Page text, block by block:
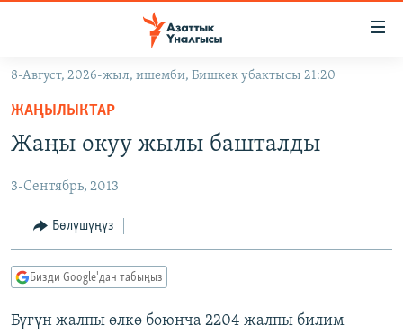
Навигацияга
өтүңүз
Издөөгө
салыңыз
САЯСАТ
ЭКОНОМИКА
ДҮЙНӨ
ДҮЙНӨ
БОРБОР АЗИЯ
УКРАИНА
АТАЙЫН ИЛИКТӨӨ
БҮГҮН АЗАТТЫКТА
ЭКСПЕРТТЕР ТАЛДАЙТ
ПОДКАСТ
ӨЗГӨЧӨ ПИКИР
8-Август, 2026-жыл, ишемби, Бишкек убактысы 21:20
ЖАҢЫЛЫКТАР
Жаңы окуу жылы башталды
3-Сентябрь, 2013
Бөлүшүңүз
Бизди Google'дан табыңыз
Бүгүн жалпы өлкө боюнча 2204 жалпы билим